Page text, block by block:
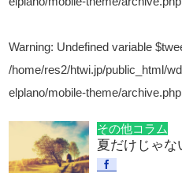
Warning: Undefined variable
/home/res2/htwi.jp/public_html/
elplano/mobile-theme/archive.php
その他コラム
夏だけじゃな